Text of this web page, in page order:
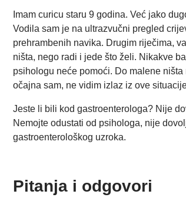
Imam curicu staru 9 godina. Već jako
Vodila sam je na ultrazvučni pregled
prehrambenih navika. Drugim riječima,
ništa, nego radi i jede što želi. Nikakve
psihologu neće pomoći. Do malene
očajna sam, ne vidim izlaz iz ove
Jeste li bili kod gastroenterologa? Nije
Nemojte odustati od psihologa, nije
gastroenterološkog uzroka.
Pitanja i odgovori